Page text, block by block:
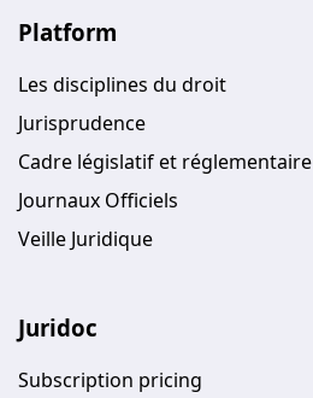
Platform
Les disciplines du droit
Jurisprudence
Cadre législatif et réglementaire
Journaux Officiels
Veille Juridique
Juridoc
Subscription pricing